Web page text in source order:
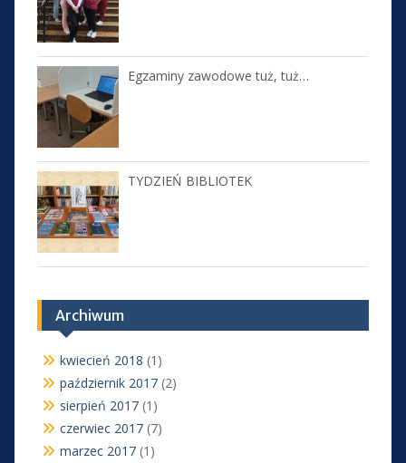
Egzaminy zawodowe tuż, tuż…
TYDZIEŃ BIBLIOTEK
Archiwum
kwiecień 2018 (1)
październik 2017(2)
sierpień 2017(1)
czerwiec 2017(7)
marzec 2017(1)